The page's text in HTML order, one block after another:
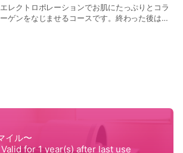
エレクトロポレーションでお肌にたっぷりとコラ
ーゲンをなじませるコースです。終わった後はし